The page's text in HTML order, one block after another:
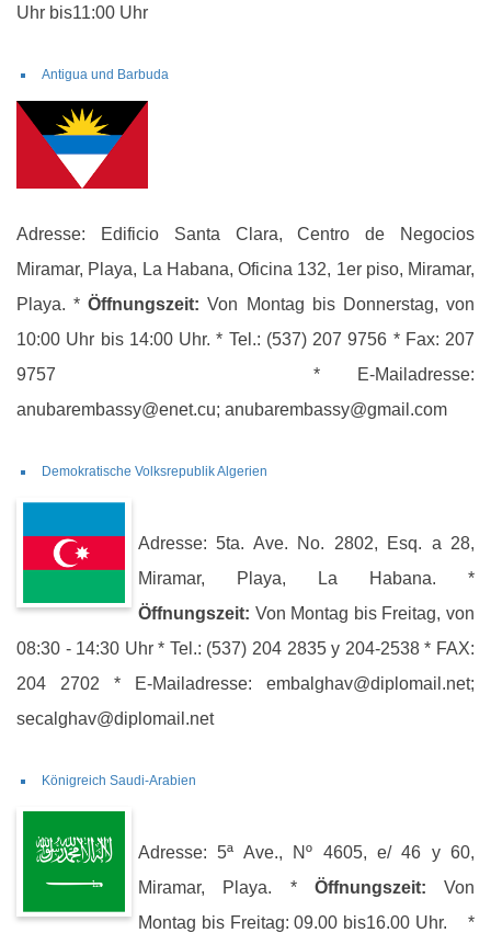
Uhr bis11:00 Uhr
Antigua und Barbuda
Adresse: Edificio Santa Clara, Centro de Negocios
Miramar, Playa, La Habana, Oficina 132, 1er piso, Miramar,
Playa. *Öffnungszeit: Von Montag bis Donnerstag, von
10:00 Uhr bis 14:00 Uhr. * Tel.: (537) 207 9756 * Fax: 207
9757 * E-Mailadresse:
anubarembassy@enet.cu; anubarembassy@gmail.com
Demokratische Volksrepublik Algerien
Adresse: 5ta. Ave. No. 2802, Esq. a 28,
Miramar, Playa, La Habana. *
Öffnungszeit: Von Montag bis Freitag, von
08:30 - 14:30 Uhr * Tel.: (537) 204 2835 y 204-2538 * FAX:
204 2702 * E-Mailadresse: embalghav@diplomail.net;
secalghav@diplomail.net
Königreich Saudi-Arabien
Adresse: 5ª Ave., Nº 4605, e/ 46 y 60,
Miramar, Playa. * Öffnungszeit: Von
Montag bis Freitag: 09.00 bis16.00 Uhr. *